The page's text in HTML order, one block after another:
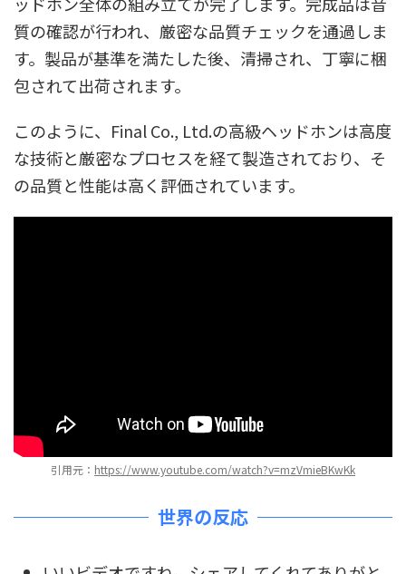
質の確認が行われ、厳密な品質チェックを通過しま
す。製品が基準を満たした後、清掃され、丁寧に梱
包されて出荷されます。
このように、Final Co., Ltd.の高級ヘッドホンは高度
な技術と厳密なプロセスを経て製造されており、そ
の品質と性能は高く評価されています。
引用元： https://www.youtube.com/watch?v=mzVmieBKwKk
世界の反応